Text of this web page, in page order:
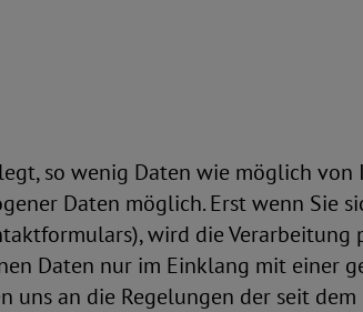
so wenig Daten wie möglich von
Daten möglich. Erst wenn Sie
wird die
Daten nur im Einklang mit einer
an die Regelungen der seit